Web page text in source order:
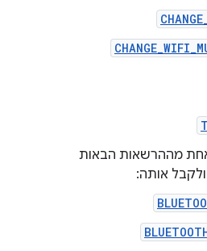
מההרשאות הבאות
אותה: